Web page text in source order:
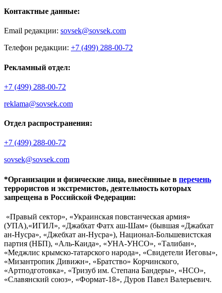
Контактные данные:
Email редакции: sovsek@sovsek.com
Телефон редакции: +7 (499) 288-00-72
Рекламный отдел:
+7 (499) 288-00-72
reklama@sovsek.com
Отдел распространения:
+7 (499) 288-00-72
sovsek@sovsek.com
*Организации и физические лица, внесённные в перечень
террористов и экстремистов, деятельность которых
запрещена в Российской Федерации:
«Правый сектор», «Украинская повстанческая армия»
(УПА),«ИГИЛ», «Джабхат Фатх аш-Шам» (бывшая «Джабхат
ан-Нусра», «Джебхат ан-Нусра»), Национал-Большевистская
партия (НБП), «Аль-Каида», «УНА-УНСО», «Талибан»,
«Меджлис крымско-татарского народа», «Свидетели Иеговы»,
«Мизантропик Дивижн», «Братство» Корчинского,
«Артподготовка», «Тризуб им. Степана Бандеры», «НСО»,
«Славянский союз», «Формат-18», Дуров Павел Валерьевич.